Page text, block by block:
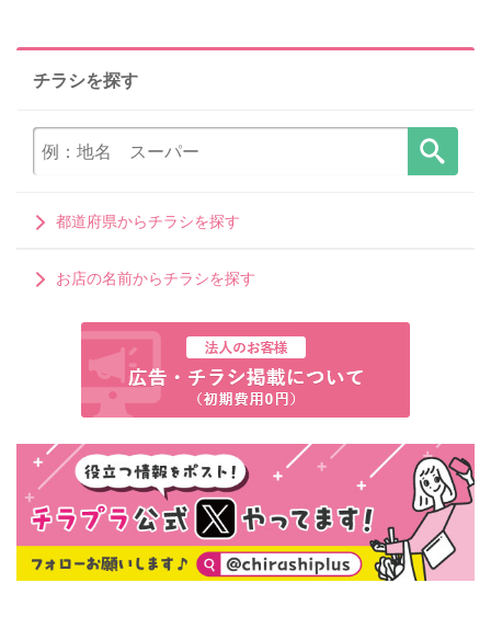
チラシを探す
都道府県からチラシを探す
お店の名前からチラシを探す